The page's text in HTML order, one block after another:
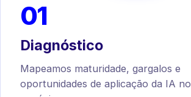
01
Diagnóstico
Mapeamos maturidade, gargalos e
oportunidades de aplicação da IA no